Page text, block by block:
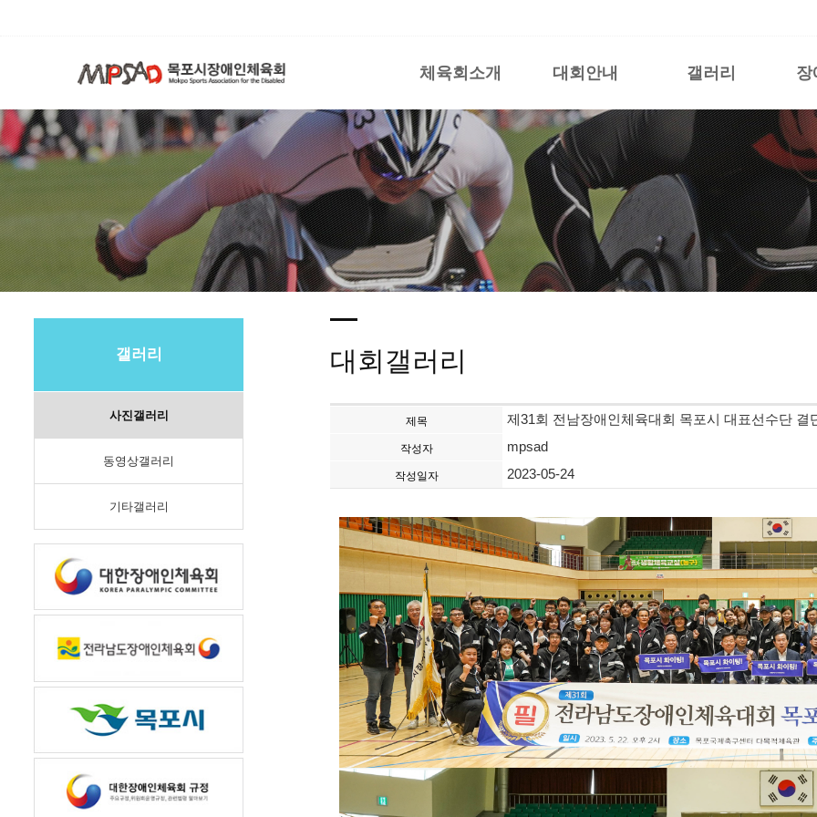
체육회소개 대회안내 갤러리 장
갤러리
사진갤러리
동영상갤러리
기타갤러리
대회갤러리
제목 제31회 전남장애인체육대회 목포시 대표선수단 결
작성자 mpsad
작성일자 2023-05-24